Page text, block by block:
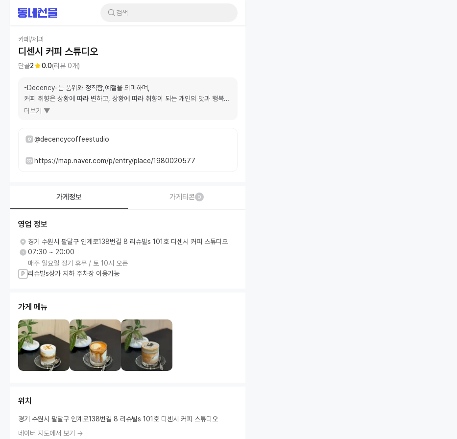
검색
카페/제과
디센시 커피 스튜디오
단골2 0.0(리뷰 0개)
-Decency-는 품위와 정직함,예절을 의미하며,
커피 취향은 상황에 따라 변하고, 상황에 따라 취향이 되는 개인의 맛과 행복하
게 즐길수 있고
더보기 ▼
@decencycoffeestudio
https://map.naver.com/p/entry/place/1980020577
가게정보 가게티콘 0
영업 정보
경기 수원시 팔달구 인계로138번길 8 리슈빌s 101호 디센시 커피 스튜디오
07:30 ~ 20:00
매주 일요일 정기 휴무 / 토 10시 오픈
P 리슈빌s상가 지하 주차장 이용가능
가게 메뉴
위치
경기 수원시 팔달구 인계로138번길 8 리슈빌s 101호 디센시 커피 스튜디오
네이버 지도에서 보기 →